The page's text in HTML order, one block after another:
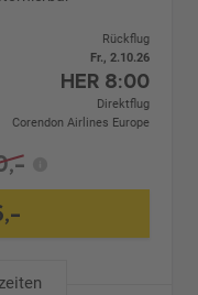
Rückflug
Fr., 2.10.26
HER 8:00
Direktflug
Corendon Airlines Europe